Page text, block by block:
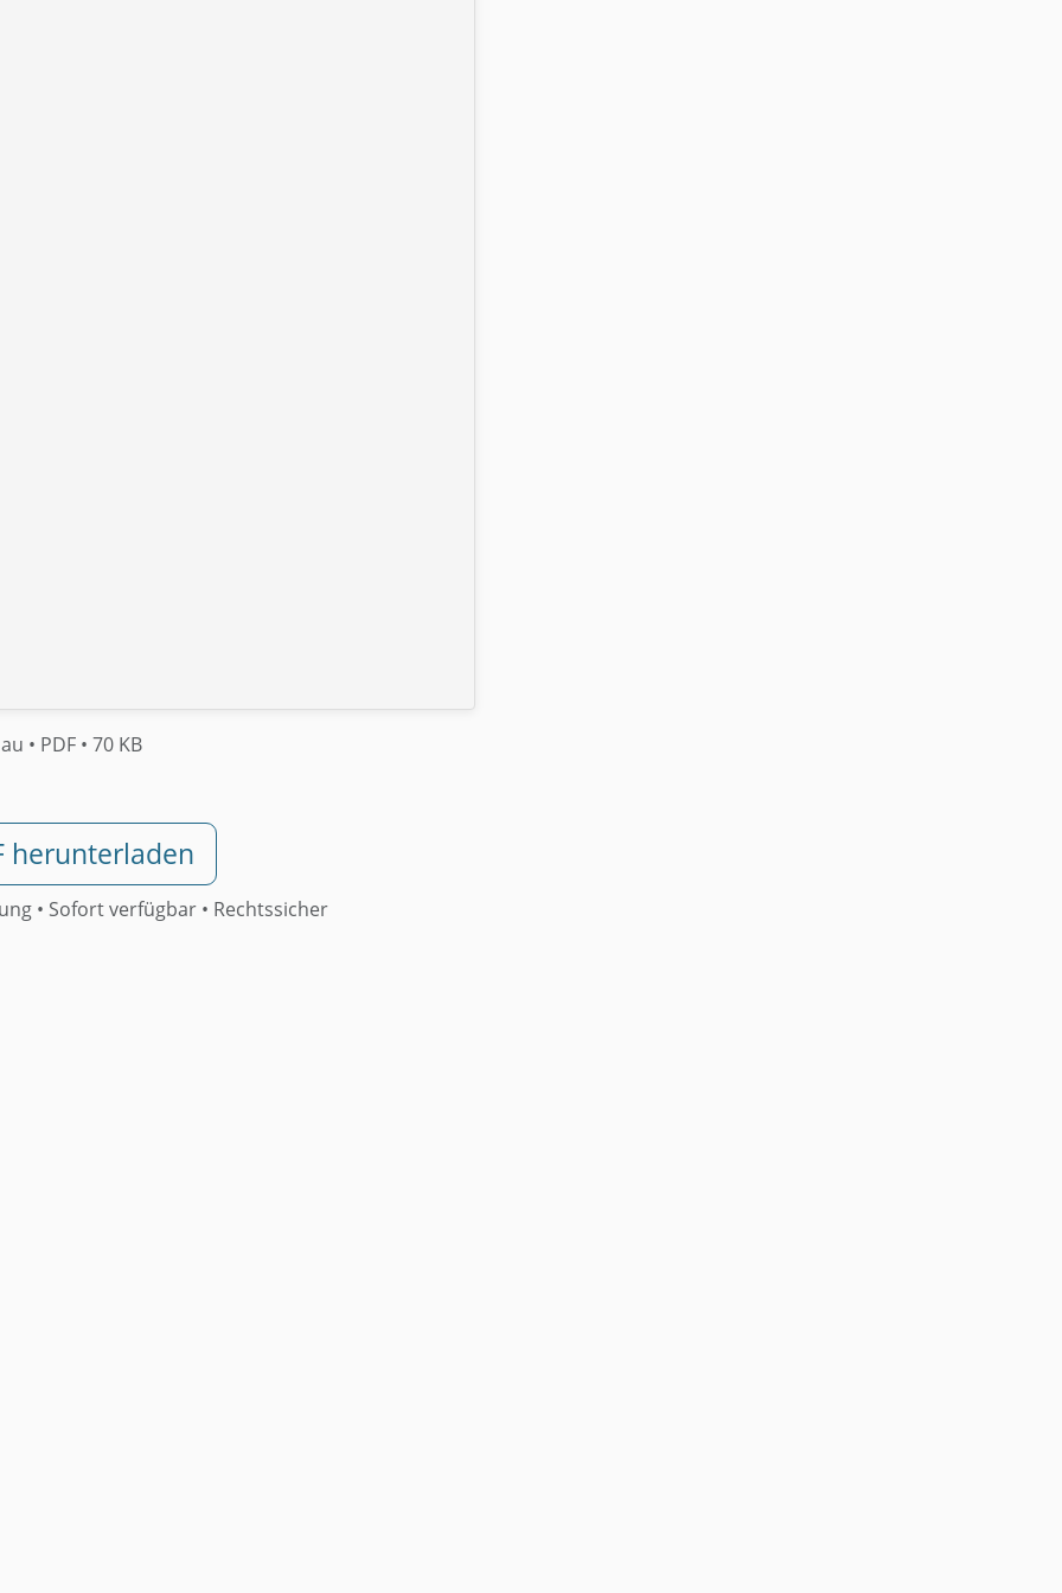
• PDF • 70 KB
herunterladen
• Sofort verfügbar • Rechtssicher